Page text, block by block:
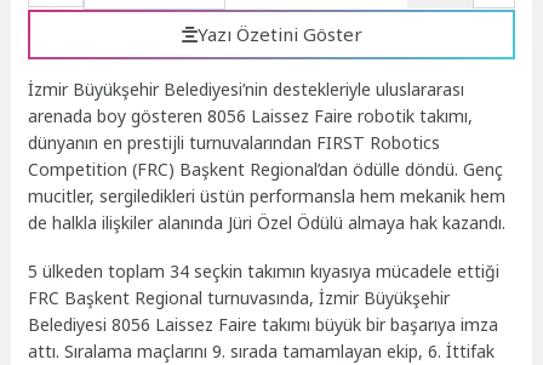
Yazı Özetini Göster
İzmir Büyükşehir Belediyesi’nin destekleriyle uluslararası
arenada boy gösteren 8056 Laissez Faire robotik takımı,
dünyanın en prestijli turnuvalarından FIRST Robotics
Competition (FRC) Başkent Regional’dan ödülle döndü. Genç
mucitler, sergiledikleri üstün performansla hem mekanik hem
de halkla ilişkiler alanında Jüri Özel Ödülü almaya hak kazandı.
5 ülkeden toplam 34 seçkin takımın kıyasıya mücadele ettiği
FRC Başkent Regional turnuvasında, İzmir Büyükşehir
Belediyesi 8056 Laissez Faire takımı büyük bir başarıya imza
attı. Sıralama maçlarını 9. sırada tamamlayan ekip, 6. İttifak